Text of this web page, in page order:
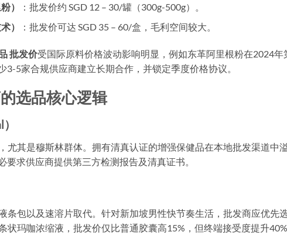
）
：批发价约 SGD 12 – 30/罐（300g-500g）。
）
：批发价可达 SGD 35 – 60/盒，毛利空间较大。
批发价受国际原料价格波动影响明显，例如东革阿里根粉在2024年
3-5家合规供应商建立长期合作，并锁定季度价格协议。
选品核心逻辑
尤其是穆斯林群体。拥有清真认证的增强保健品在本地批发渠道中
求供应商提供第三方检测报告及清真证书。
条包以及速溶片取代。针对新加坡男性快节奏生活，批发商应优先
状玛咖浓缩液，批发价仅比普通胶囊高15%，但终端接受度提升